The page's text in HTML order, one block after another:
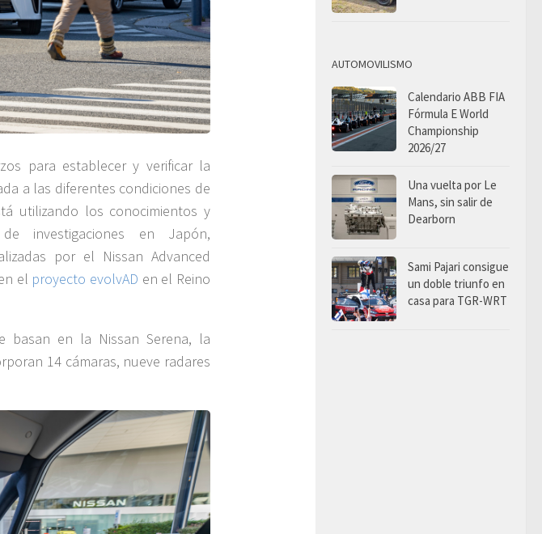
para establecer y verificar la
a las diferentes condiciones de
utilizando los conocimientos y
investigaciones en Japón,
por el Nissan Advanced
el proyecto evolvAD en el Reino
basan en la Nissan Serena, la
14 cámaras, nueve radares
AUTOMOVILISMO
Calendario ABB FIA
Fórmula E World
Championship
2026/27
Una vuelta por Le
Mans, sin salir de
Dearborn
Sami Pajari consigue
un doble triunfo en
casa para TGR-WRT